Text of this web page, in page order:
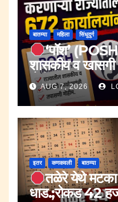
बातम्या महिला सिंधुदुर्ग
‘पॉश’
शासकीय व खासगी
मोहीम..
AUG 7, 2026
इतर कणकवली बातम्या
तळेरे येथे मटका
धाड.;रोकड 42